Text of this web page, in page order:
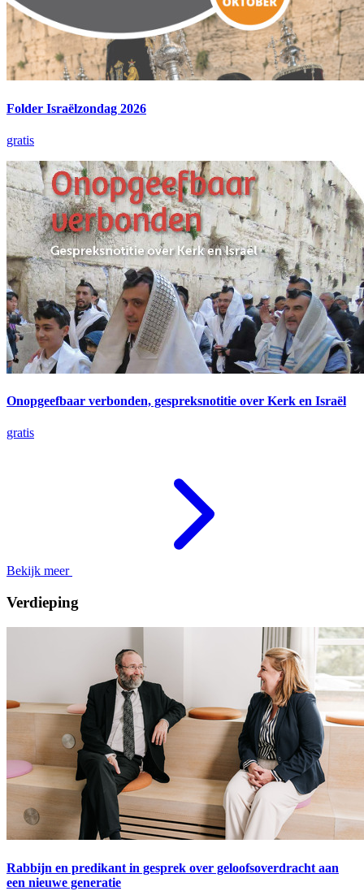
Folder Israëlzondag 2026
gratis
Onopgeefbaar verbonden, gespreksnotitie over Kerk en Israël
gratis
Bekijk meer
Verdieping
Rabbijn en predikant in gesprek over geloofsoverdracht aan
een nieuwe generatie